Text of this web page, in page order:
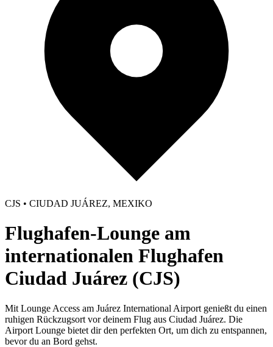
CJS • CIUDAD JUÁREZ, MEXIKO
Flughafen-Lounge am
internationalen Flughafen
Ciudad Juárez (CJS)
Mit Lounge Access am Juárez International Airport genießt du einen
ruhigen Rückzugsort vor deinem Flug aus Ciudad Juárez. Die
Airport Lounge bietet dir den perfekten Ort, um dich zu entspannen,
bevor du an Bord gehst.